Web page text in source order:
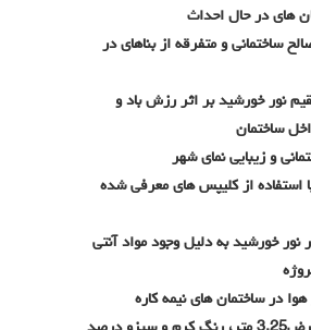
ساختمانی و متفرقه از بناهای در
نور خورشید بر اثر رزش باد و
ساختمان
استفاده از کلیپس های معرفی شده
نور خورشید به دلیل وجود مواد آنتی